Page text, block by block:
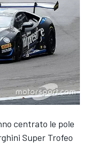
centrato le pole
Super Trofeo